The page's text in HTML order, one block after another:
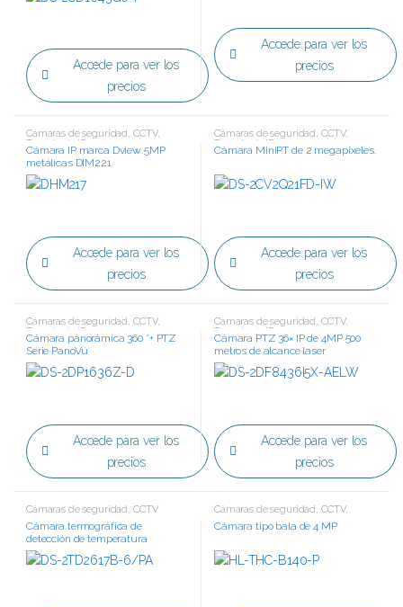
Accede para ver los
precios
Accede para ver los
precios
Cámaras de seguridad, CCTV,
Tecnología IP
Cámara IP marca Dview 5MP
metálicas DIM221
Accede para ver los
precios
Cámaras de seguridad, CCTV,
Tecnología IP
Cámara MiniPT de 2 megapixeles.
Accede para ver los
precios
Cámaras de seguridad, CCTV,
Tecnología IP
Cámara panorámica 360 °+ PTZ
Serie PanoVu
Accede para ver los
precios
Cámaras de seguridad, CCTV,
Tecnología IP
Cámara PTZ 36× IP de 4MP 500
metros de alcance laser
Accede para ver los
precios
Cámaras de seguridad, CCTV
Cámara termográfica de
detección de temperatura
Cámaras de seguridad, CCTV,
Cámara tipo bala de 4 MP